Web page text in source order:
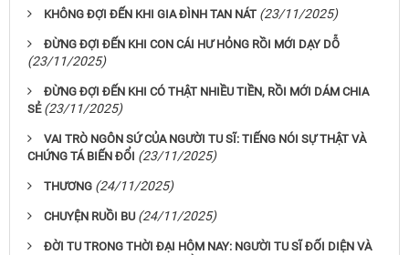
KHÔNG ĐỢI ĐẾN KHI GIA ĐÌNH TAN NÁT (23/11/2025)
ĐỪNG ĐỢI ĐẾN KHI CON CÁI HƯ HỎNG RỒI MỚI DẠY DỖ
(23/11/2025)
ĐỪNG ĐỢI ĐẾN KHI CÓ THẬT NHIỀU TIỀN, RỒI MỚI DÁM CHIA
SẺ (23/11/2025)
VAI TRÒ NGÔN SỨ CỦA NGƯỜI TU SĨ: TIẾNG NÓI SỰ THẬT VÀ
CHỨNG TÁ BIẾN ĐỔI (23/11/2025)
THƯƠNG (24/11/2025)
CHUYỆN RUỒI BU (24/11/2025)
ĐỜI TU TRONG THỜI ĐẠI HÔM NAY: NGƯỜI TU SĨ ĐỐI DIỆN VÀ